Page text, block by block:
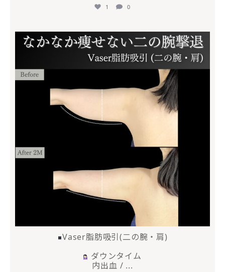
1 0
mycli.ebisu
7月 18
Vaser脂肪吸引(二の腕・肩)
ダウンタイム
内出血 / ...